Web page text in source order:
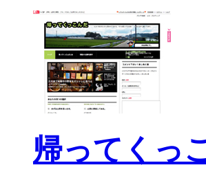
帰ってくっ